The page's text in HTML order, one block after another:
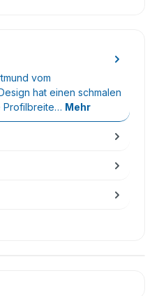
vom
hat einen schmalen
Profilbreite… Mehr